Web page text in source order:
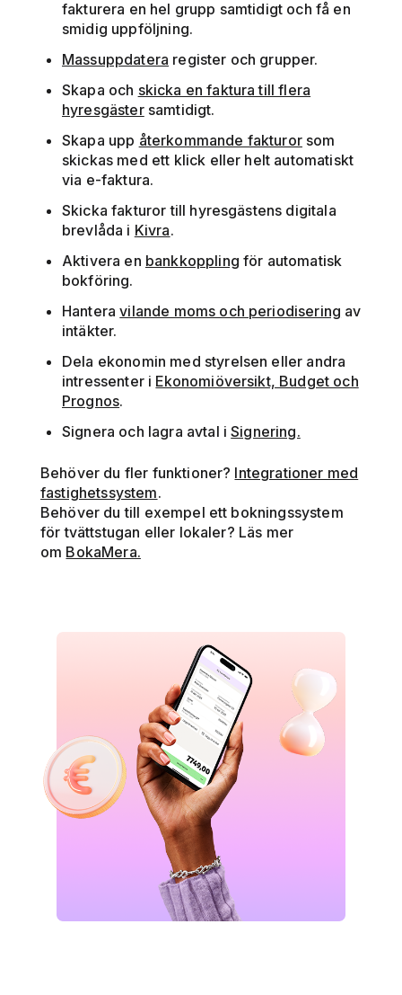
fakturera en hel grupp samtidigt och få en
smidig uppföljning.
Massuppdatera register och grupper.
Skapa och skicka en faktura till flera
hyresgästersamtidigt.
Skapa upp återkommande fakturorsom
skickas med ett klick eller helt automatiskt
via e-faktura.
Skicka fakturor till hyresgästens digitala
brevlåda i Kivra.
Aktivera en bankkoppling för automatisk
bokföring.
Hanteravilande moms och periodisering av
intäkter.
Dela ekonomin med styrelsen eller andra
intressenter i Ekonomiöversikt, Budget och
Prognos.
Signera och lagra avtal iSignering.
Behöver du fler funktioner? Integrationer med
fastighetssystem.
Behöver du till exempel ett bokningssystem
för tvättstugan eller lokaler? Läs mer
om BokaMera.